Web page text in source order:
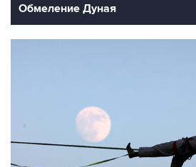
Обмеление Дуная